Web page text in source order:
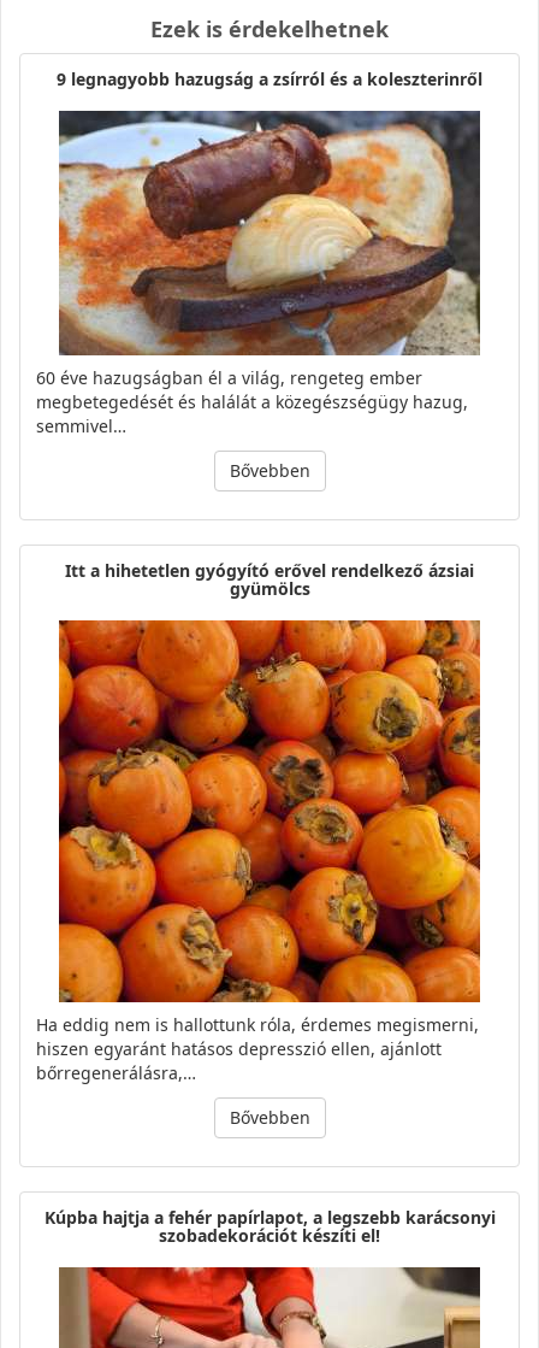
Ezek is érdekelhetnek
9 legnagyobb hazugság a zsírról és a koleszterinről
60 éve hazugságban él a világ, rengeteg ember
megbetegedését és halálát a közegészségügy hazug,
semmivel…
Bővebben
Itt a hihetetlen gyógyító erővel rendelkező ázsiai
gyümölcs
Ha eddig nem is hallottunk róla, érdemes megismerni,
hiszen egyaránt hatásos depresszió ellen, ajánlott
bőrregenerálásra,…
Bővebben
Kúpba hajtja a fehér papírlapot, a legszebb karácsonyi
szobadekorációt készíti el!